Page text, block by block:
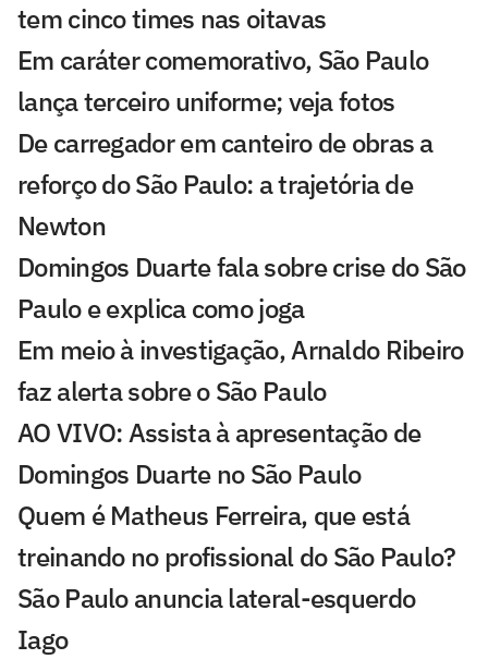
tem cinco times nas oitavas
Em caráter comemorativo, São Paulo
lança terceiro uniforme; veja fotos
De carregador em canteiro de obras a
reforço do São Paulo: a trajetória de
Newton
Domingos Duarte fala sobre crise do São
Paulo e explica como joga
Em meio à investigação, Arnaldo Ribeiro
faz alerta sobre o São Paulo
AO VIVO: Assista à apresentação de
Domingos Duarte no São Paulo
Quem é Matheus Ferreira, que está
treinando no profissional do São Paulo?
São Paulo anuncia lateral-esquerdo
Iago